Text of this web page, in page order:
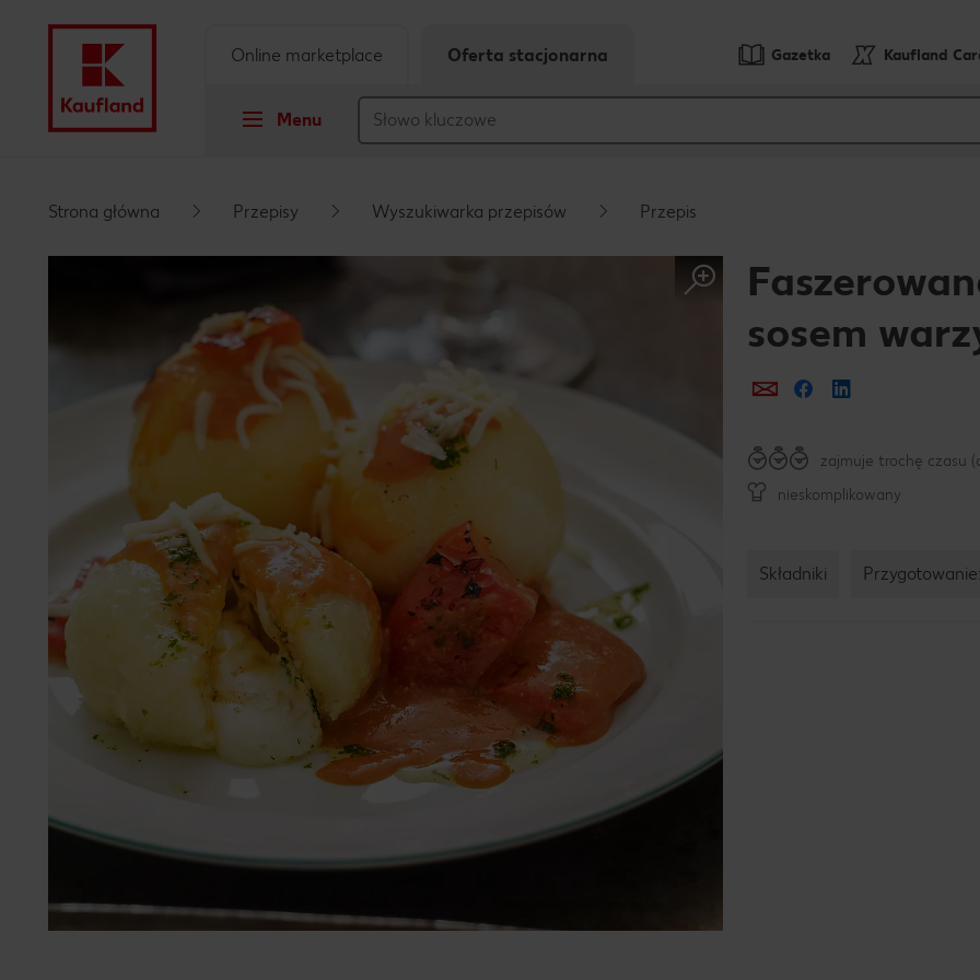
Pływający pasek boczny
Gazetka Kaufland
Menu
Online marketplace Oferta stacjonarna
Strona główna Przepisy Wyszukiwarka przepisów Przepis
sosem
Prześlij e-mailem
Udostępnij na
zajmuje trochę czasu
nieskomplikowany
Składniki Przygotowanie: